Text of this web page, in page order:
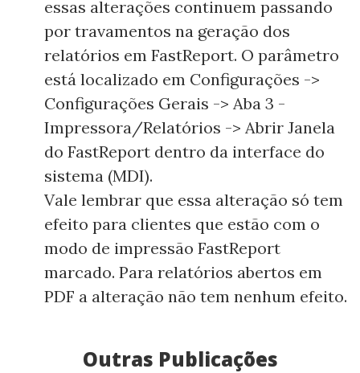
essas alterações continuem passando
por travamentos na geração dos
relatórios em FastReport. O parâmetro
está localizado em Configurações ->
Configurações Gerais -> Aba 3 -
Impressora/Relatórios -> Abrir Janela
do FastReport dentro da interface do
sistema (MDI).
Vale lembrar que essa alteração só tem
efeito para clientes que estão com o
modo de impressão FastReport
marcado. Para relatórios abertos em
PDF a alteração não tem nenhum efeito.
Outras Publicações